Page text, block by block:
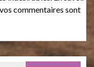
commentaires sont